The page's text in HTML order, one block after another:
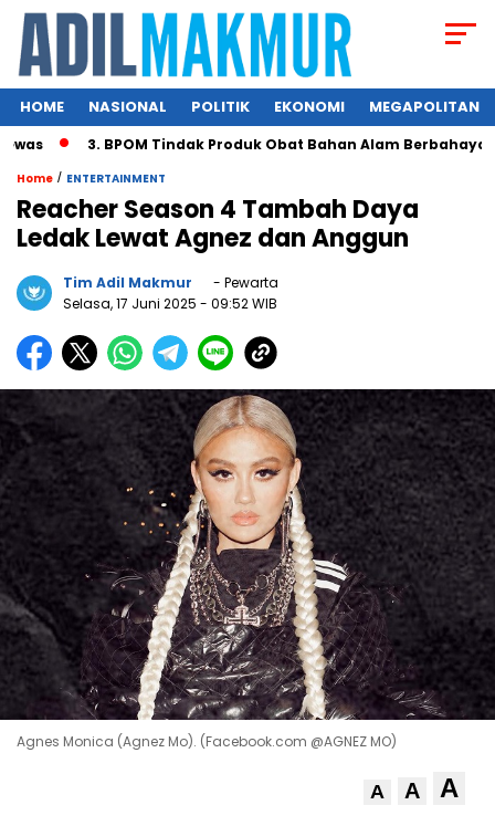
HOME NASIONAL POLITIK EKONOMI MEGAPOLITAN
3. BPOM Tindak Produk Obat Bahan Alam Berbahaya di
Home / ENTERTAINMENT
Reacher Season 4 Tambah Daya
Ledak Lewat Agnez dan Anggun
Tim Adil Makmur
- Pewarta
Selasa, 17 Juni 2025 - 09:52 WIB
Agnes Monica (Agnez Mo). (Facebook.com @AGNEZ MO)
A A A